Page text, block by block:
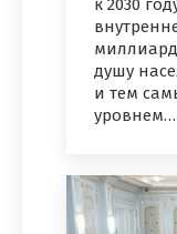
к 2030
душу
и тем
уровнем…